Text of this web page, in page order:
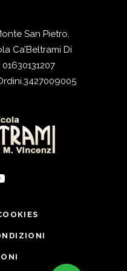
San Pietro,
Ca’Beltrami Di
3427009005